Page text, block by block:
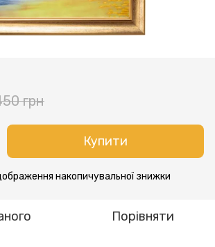
грн
Купити
накопичувальної знижки
Порівняти